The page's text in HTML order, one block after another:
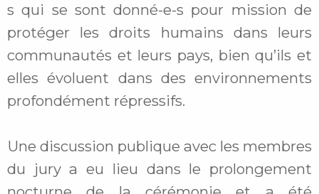
s qui se sont donné-e-s pour mission de
protéger les droits humains dans leurs
communautés et leurs pays, bien qu’ils et
elles évoluent dans des environnements
profondément répressifs.
Une discussion publique avec les membres
du jury a eu lieu dans le prolongement